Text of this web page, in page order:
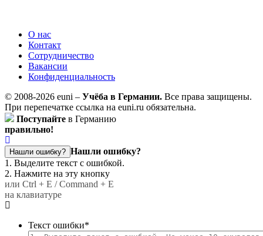
О нас
Контакт
Сотрудничество
Вакансии
Конфиденциальность
© 2008-2026 euni – Учёба в Германии. Все права защищены.
При перепечатке ссылка на euni.ru обязательна.
Поступайте в Германию
правильно!
Нашли ошибку? Нашли ошибку?
1. Выделите текст с ошибкой.
2. Нажмите на эту кнопку
или Ctrl + E / Command + E
на клавиатуре
Текст ошибки*